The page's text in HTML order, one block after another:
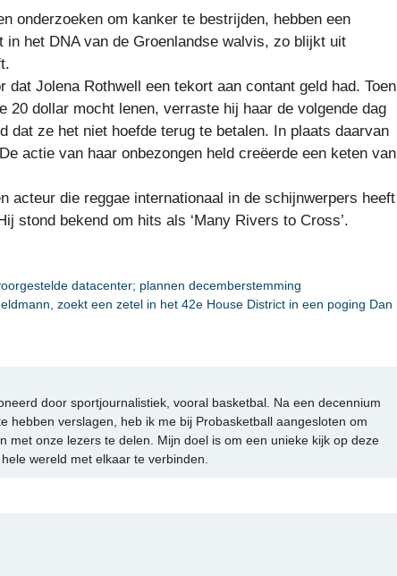
onderzoeken om kanker te bestrijden, hebben een
in het DNA van de Groenlandse walvis, zo blijkt uit
dat Jolena Rothwell een tekort aan contant geld had. Toen
20 dollar mocht lenen, verraste hij haar de volgende dag
dat ze het niet hoefde terug te betalen. In plaats daarvan
actie van haar onbezongen held creëerde een keten van
acteur die reggae internationaal in de schijnwerpers heeft
stond bekend om hits als ‘Many Rivers to Cross’.
datacenter; plannen decemberstemming
zoekt een zetel in het 42e House District in een poging Dan
door sportjournalistiek, vooral basketbal. Na een decennium
hebben verslagen, heb ik me bij Probasketball aangesloten om
met onze lezers te delen. Mijn doel is om een unieke kijk op deze
wereld met elkaar te verbinden.